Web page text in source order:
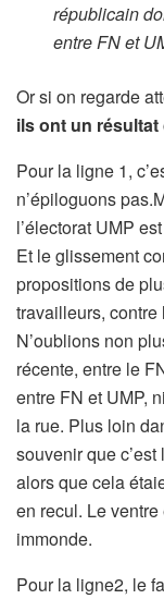
républicain
entre FN et
Or si on regarde
ils ont un
Pour la ligne 1,
n’épiloguons
l’électorat UMP
Et le glissement
propositions de
travailleurs,
N’oublions non
récente, entre le
entre FN et UMP,
la rue. Plus loin
souvenir que
alors que cela
en recul. Le
immonde.
Pour la ligne2, le